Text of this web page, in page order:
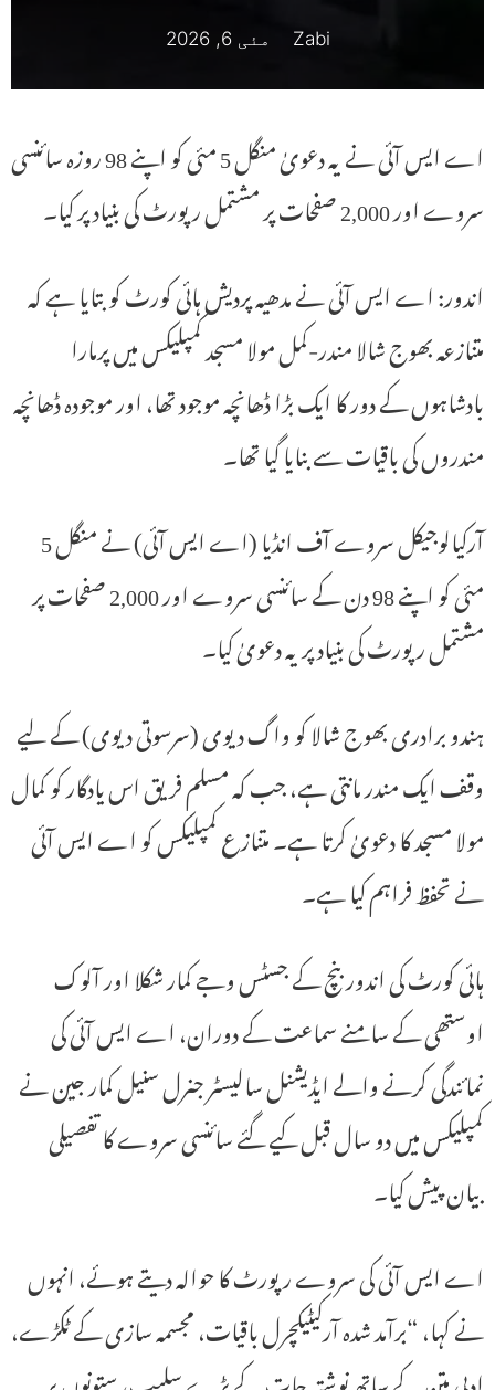
Zabi مئی 6, 2026
اے ایس آئی نے یہ دعویٰ منگل 5 مئی کو اپنے 98 روزہ سائنسی
سروے اور 2,000 صفحات پر مشتمل رپورٹ کی بنیاد پر کیا۔
اندور: اے ایس آئی نے مدھیہ پردیش ہائی کورٹ کو بتایا ہے کہ
متنازعہ بھوج شالا مندر-کمل مولا مسجد کمپلیکس میں پرمارا
بادشاہوں کے دور کا ایک بڑا ڈھانچہ موجود تھا، اور موجودہ ڈھانچہ
مندروں کی باقیات سے بنایا گیا تھا۔
آرکیالوجیکل سروے آف انڈیا (اے ایس آئی) نے منگل 5
مئی کو اپنے 98 دن کے سائنسی سروے اور 2,000 صفحات پر
مشتمل رپورٹ کی بنیاد پر یہ دعویٰ کیا۔
ہندو برادری بھوج شالا کو واگ دیوی (سرسوتی دیوی) کے لیے
وقف ایک مندر مانتی ہے، جب کہ مسلم فریق اس یادگار کو کمال
مولا مسجد کا دعویٰ کرتا ہے۔ متنازع کمپلیکس کو اے ایس آئی
نے تحفظ فراہم کیا ہے۔
ہائی کورٹ کی اندور بنچ کے جسٹس وجے کمار شکلا اور آلوک
اوستھی کے سامنے سماعت کے دوران، اے ایس آئی کی
نمائندگی کرنے والے ایڈیشنل سالیسٹر جنرل سنیل کمار جین نے
کمپلیکس میں دو سال قبل کیے گئے سائنسی سروے کا تفصیلی
بیان پیش کیا۔
اے ایس آئی کی سروے رپورٹ کا حوالہ دیتے ہوئے، انہوں
نے کہا، “برآمد شدہ آرکیٹیکچرل باقیات، مجسمہ سازی کے ٹکڑے،